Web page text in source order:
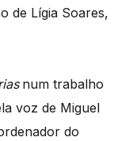
de Lígia Soares,
num trabalho
voz de Miguel
do